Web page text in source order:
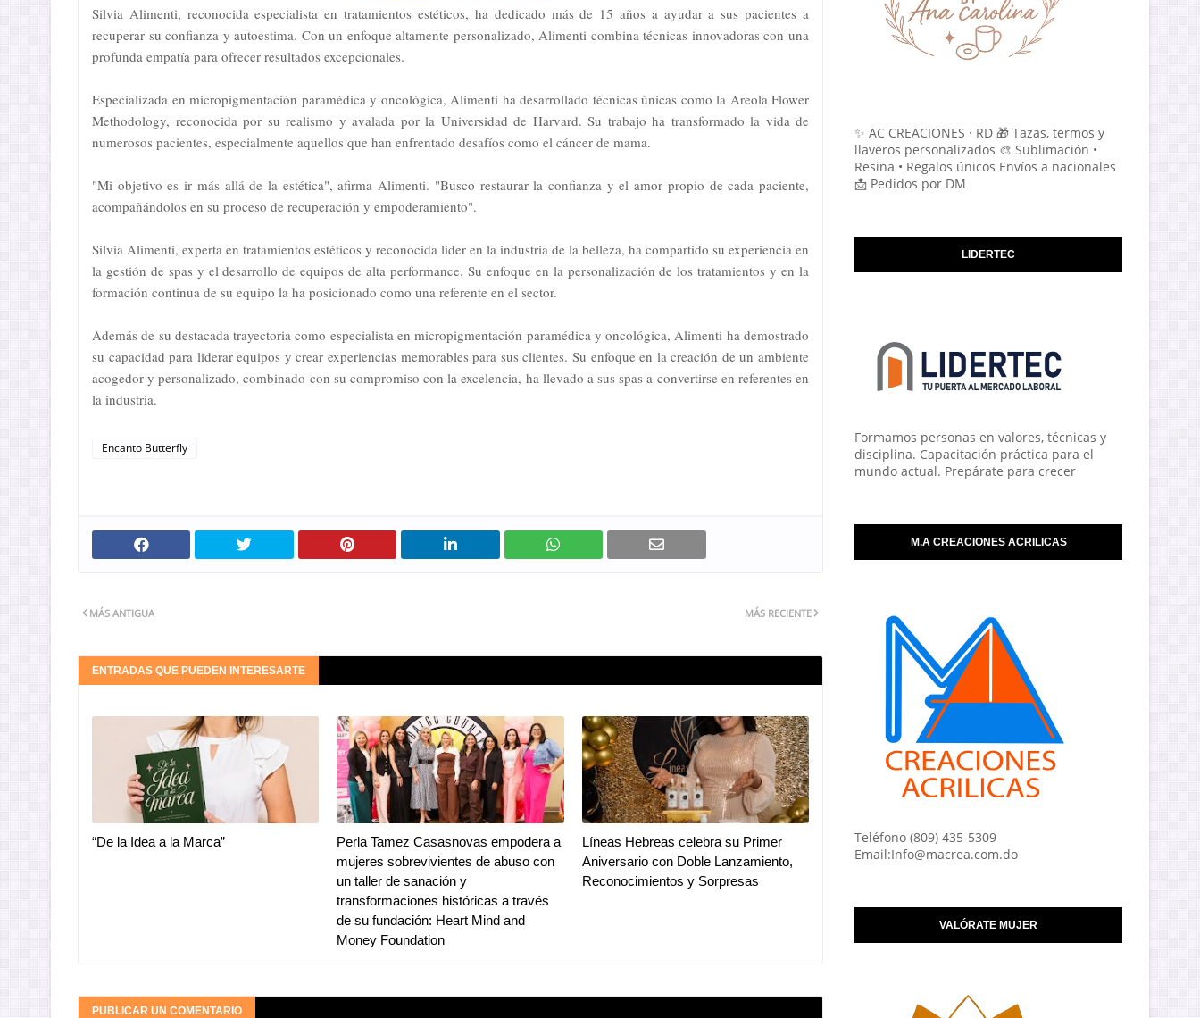
Silvia Alimenti, reconocida especialista en tratamientos estéticos, ha dedicado más de 15 años a ayudar a sus pacientes a
recuperar su confianza y autoestima. Con un enfoque altamente personalizado, Alimenti combina técnicas innovadoras con una
profunda empatía para ofrecer resultados excepcionales.
Especializada en micropigmentación paramédica y oncológica, Alimenti ha desarrollado técnicas únicas como la Areola Flower
Methodology, reconocida por su realismo y avalada por la Universidad de Harvard. Su trabajo ha transformado la vida de
numerosos pacientes, especialmente aquellos que han enfrentado desafíos como el cáncer de mama.
"Mi objetivo es ir más allá de la estética", afirma Alimenti. "Busco restaurar la confianza y el amor propio de cada paciente,
acompañándolos en su proceso de recuperación y empoderamiento".
Silvia Alimenti, experta en tratamientos estéticos y reconocida líder en la industria de la belleza, ha compartido su experiencia en
la gestión de spas y el desarrollo de equipos de alta performance. Su enfoque en la personalización de los tratamientos y en la
formación continua de su equipo la ha posicionado como una referente en el sector.
Además de su destacada trayectoria como especialista en micropigmentación paramédica y oncológica, Alimenti ha demostrado
su capacidad para liderar equipos y crear experiencias memorables para sus clientes. Su enfoque en la creación de un ambiente
acogedor y personalizado, combinado con su compromiso con la excelencia, ha llevado a sus spas a convertirse en referentes en
la industria.
Encanto Butterfly
MÁS RECIENTE
MÁS ANTIGUA
ENTRADAS QUE PUEDEN INTERESARTE
“De la Idea a la Marca”
Perla Tamez Casasnovas empodera a
mujeres sobrevivientes de abuso con
un taller de sanación y
transformaciones históricas a través
de su fundación: Heart Mind and
Money Foundation
Líneas Hebreas celebra su Primer
Aniversario con Doble Lanzamiento,
Reconocimientos y Sorpresas
PUBLICAR UN COMENTARIO
✨ AC CREACIONES · RD 🎁 Tazas, termos y
llaveros personalizados 🎨 Sublimación •
Resina • Regalos únicos Envíos a nacionales
📩 Pedidos por DM
LIDERTEC
Formamos personas en valores, técnicas y
disciplina. Capacitación práctica para el
mundo actual. Prepárate para crecer
M.A CREACIONES ACRILICAS
Teléfono (809) 435-5309
Email:Info@macrea.com.do
VALÓRATE MUJER